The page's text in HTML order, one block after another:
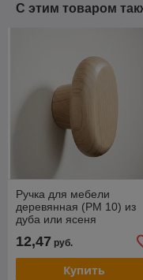
С этим товаром
Ручка для мебели
деревянная (РМ 10) из
дуба или ясеня
45*23*25.Шлифованные
под покрытие.
12,47 руб.
Купить